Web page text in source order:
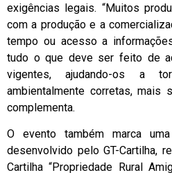
exigências legais. “Muitos
com a produção e a
tempo ou acesso a
tudo o que deve ser feito de
vigentes, ajudando-os a
ambientalmente corretas, mais
complementa.
O evento também marca
desenvolvido pelo GT-Cartilha,
Cartilha “Propriedade Rural